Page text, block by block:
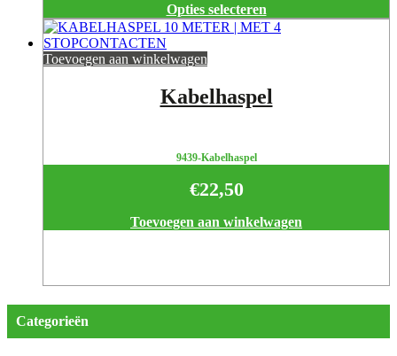
Opties selecteren
Toevoegen aan winkelwagen
Kabelhaspel
9439-Kabelhaspel
€22,50
Toevoegen aan winkelwagen
Categorieën